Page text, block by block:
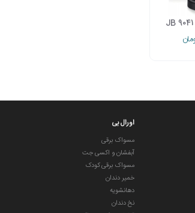
اورال بی
مسواک برقی
آبفشان و اکسی جت
مسواک برقی کودک
خمیر دندان
دهانشویه
نخ دندان